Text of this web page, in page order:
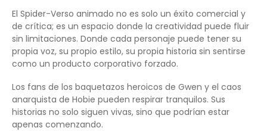
El Spider-Verso animado no es solo un éxito comercial y
de crítica; es un espacio donde la creatividad puede fluir
sin limitaciones. Donde cada personaje puede tener su
propia voz, su propio estilo, su propia historia sin sentirse
como un producto corporativo forzado.
Los fans de los baquetazos heroicos de Gwen y el caos
anarquista de Hobie pueden respirar tranquilos. Sus
historias no solo siguen vivas, sino que podrían estar
apenas comenzando.